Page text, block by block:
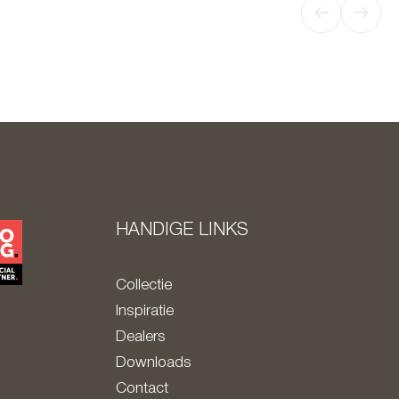
HANDIGE LINKS
Collectie
Inspiratie
Dealers
Downloads
Contact